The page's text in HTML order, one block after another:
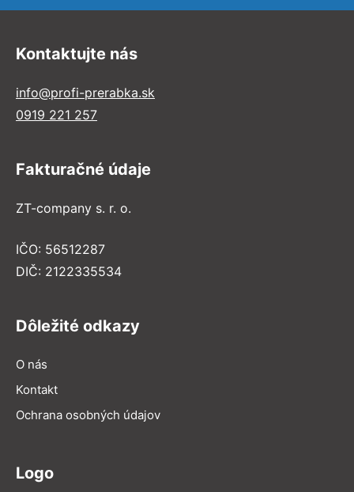
Kontaktujte nás
info@profi-prerabka.sk
0919 221 257
Fakturačné údaje
ZT-company s. r. o.
IČO: 56512287
DIČ: 2122335534
Dôležité odkazy
O nás
Kontakt
Ochrana osobných údajov
Logo